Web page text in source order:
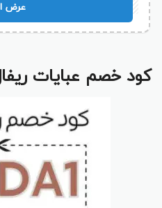
عرض
كود خصم عبايات